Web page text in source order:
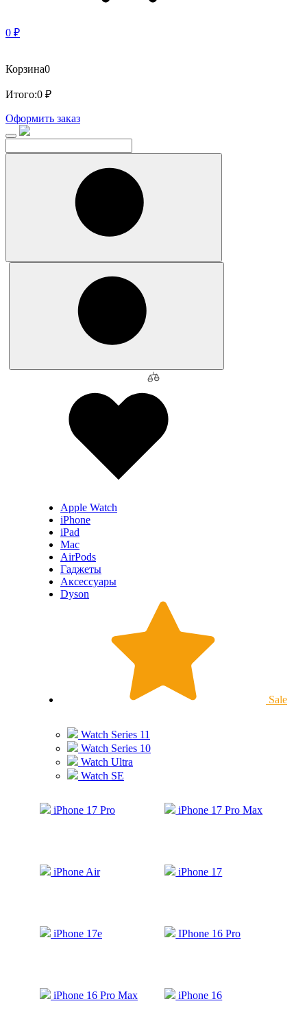
0 ₽
Корзина0
Итого:0 ₽
Оформить заказ
Apple Watch
iPhone
iPad
Mac
AirPods
Гаджеты
Аксессуары
Dyson
Sale
Watch Series 11
Watch Series 10
Watch Ultra
Watch SE
iPhone 17 Pro iPhone 17 Pro Max
iPhone Air iPhone 17
iPhone 17e IPhone 16 Pro
iPhone 16 Pro Max iPhone 16